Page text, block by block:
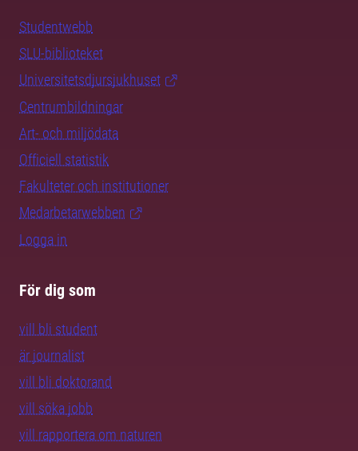
Studentwebb
SLU-biblioteket
Universitetsdjursjukhuset
Centrumbildningar
Art- och miljödata
Officiell statistik
Fakulteter och institutioner
Medarbetarwebben
Logga in
För dig som
vill bli student
är journalist
vill bli doktorand
vill söka jobb
vill rapportera om naturen